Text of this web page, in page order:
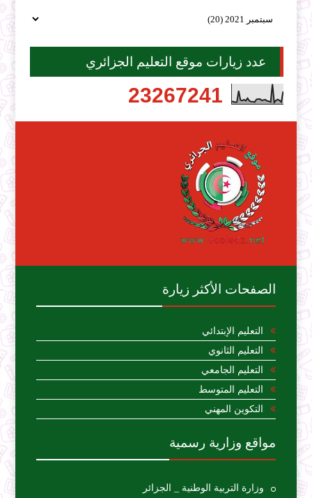
عدد زيارات موقع التعليم الجزائري
23267241
الصفحات الأكثر زيارة
التعليم الإبتدائي
التعليم الثانوي
التعليم الجامعي
التعليم المتوسط
التكوين المهني
مواقع وزارية رسمية
وزارة التربية الوطنية _ الجزائر